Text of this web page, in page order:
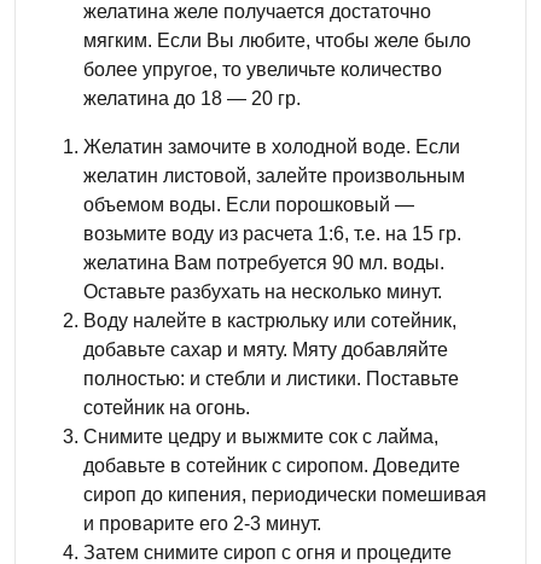
желатина желе получается достаточно
мягким. Если Вы любите, чтобы желе было
более упругое, то увеличьте количество
желатина до 18 — 20 гр.
Желатин замочите в холодной воде. Если
желатин листовой, залейте произвольным
объемом воды. Если порошковый —
возьмите воду из расчета 1:6, т.е. на 15 гр.
желатина Вам потребуется 90 мл. воды.
Оставьте разбухать на несколько минут.
Воду налейте в кастрюльку или сотейник,
добавьте сахар и мяту. Мяту добавляйте
полностью: и стебли и листики. Поставьте
сотейник на огонь.
Снимите цедру и выжмите сок с лайма,
добавьте в сотейник с сиропом. Доведите
сироп до кипения, периодически помешивая
и проварите его 2-3 минут.
Затем снимите сироп с огня и процедите